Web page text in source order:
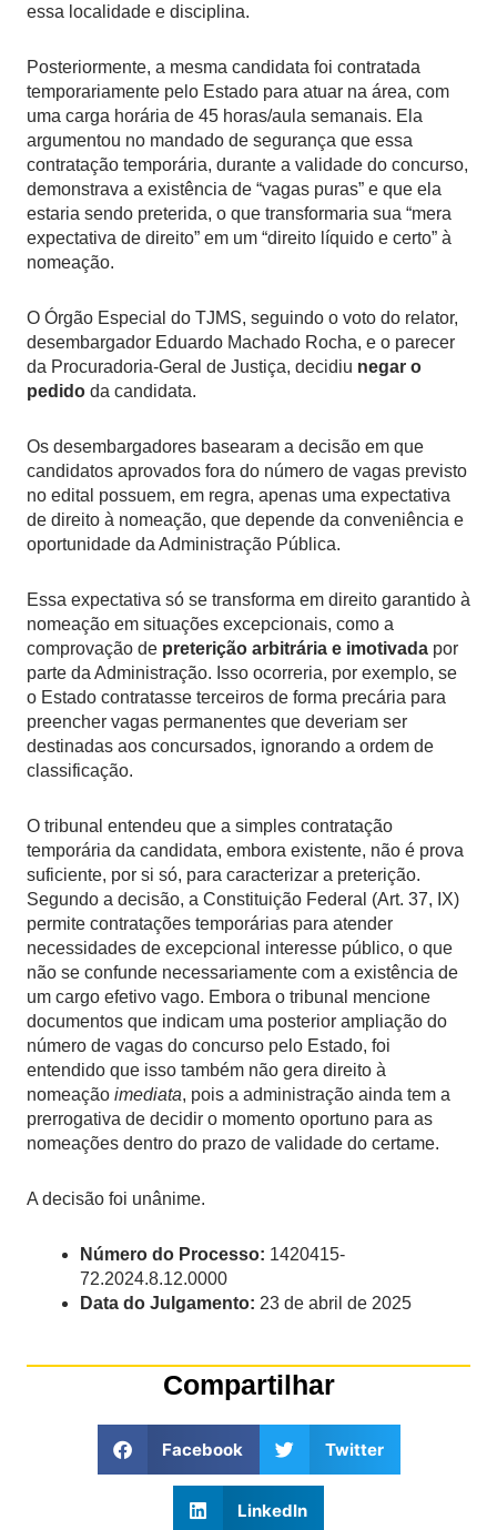
essa localidade e disciplina.
Posteriormente, a mesma candidata foi contratada
temporariamente pelo Estado para atuar na área, com
uma carga horária de 45 horas/aula semanais. Ela
argumentou no mandado de segurança que essa
contratação temporária, durante a validade do concurso,
demonstrava a existência de “vagas puras” e que ela
estaria sendo preterida, o que transformaria sua “mera
expectativa de direito” em um “direito líquido e certo” à
nomeação.
O Órgão Especial do TJMS, seguindo o voto do relator,
desembargador Eduardo Machado Rocha, e o parecer
da Procuradoria-Geral de Justiça, decidiu negar o
pedidoda candidata.
Os desembargadores basearam a decisão em que
candidatos aprovados fora do número de vagas previsto
no edital possuem, em regra, apenas uma expectativa
de direito à nomeação, que depende da conveniência e
oportunidade da Administração Pública.
Essa expectativa só se transforma em direito garantido à
nomeação em situações excepcionais, como a
comprovação de preterição arbitrária e imotivadapor
parte da Administração. Isso ocorreria, por exemplo, se
o Estado contratasse terceiros de forma precária para
preencher vagas permanentes que deveriam ser
destinadas aos concursados, ignorando a ordem de
classificação.
O tribunal entendeu que a simples contratação
temporária da candidata, embora existente, não é prova
suficiente, por si só, para caracterizar a preterição.
Segundo a decisão, a Constituição Federal (Art. 37, IX)
permite contratações temporárias para atender
necessidades de excepcional interesse público, o que
não se confunde necessariamente com a existência de
um cargo efetivo vago. Embora o tribunal mencione
documentos que indicam uma posterior ampliação do
número de vagas do concurso pelo Estado, foi
entendido que isso também não gera direito à
nomeação imediata, pois a administração ainda tem a
prerrogativa de decidir o momento oportuno para as
nomeações dentro do prazo de validade do certame.
A decisão foi unânime.
Número do Processo: 1420415-
72.2024.8.12.0000
Data do Julgamento: 23 de abril de 2025
Compartilhar
Facebook Twitter
LinkedIn